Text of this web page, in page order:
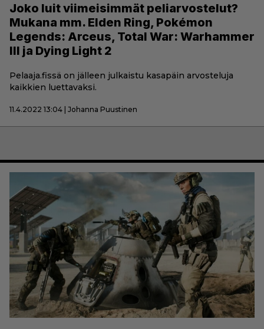
Joko luit viimeisimmät peliarvostelut?
Mukana mm. Elden Ring, Pokémon
Legends: Arceus, Total War: Warhammer
III ja Dying Light 2
Pelaaja.fissä on jälleen julkaistu kasapäin arvosteluja
kaikkien luettavaksi.
11.4.2022 13:04 | Johanna Puustinen